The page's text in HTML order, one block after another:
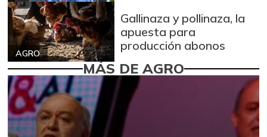
AGRO
Gallinaza y pollinaza, la
apuesta para
producción abonos
MÁS DE AGRO